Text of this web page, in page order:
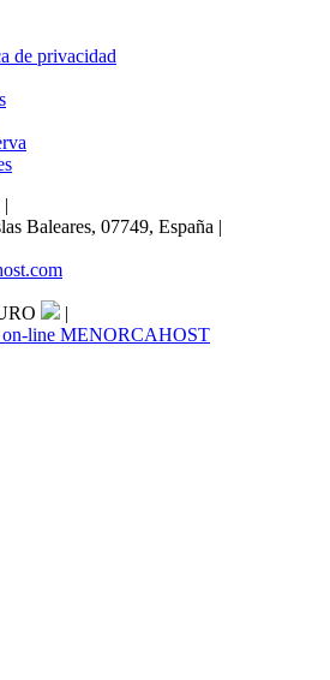
de privacidad
|
Baleares, 07749, España |
|
on-line MENORCAHOST